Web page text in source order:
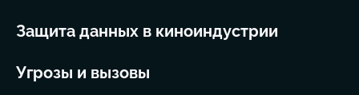
Защита данных в киноиндустрии
Угрозы и вызовы